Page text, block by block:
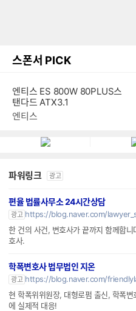
스폰서 PICK
엔티스 ES 800W 80PLUS스
탠다드 ATX3.1
엔티스
파워링크 광고
편율 법률사무소 24시간상담
광고 https://blog.naver.com/
한 건의 사건, 변호사가 끝까지 함께합니
호사.
학폭변호사 법무법인 지온
광고 https://blog.naver.com/
현 학폭위위원장, 대형로펌 출신, 학폭
에 실제적 대응!